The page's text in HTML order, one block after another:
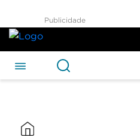
Skip to Main Content
TVG2 - CSAG
Publicidade